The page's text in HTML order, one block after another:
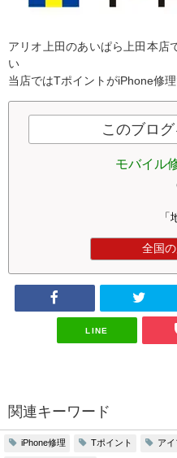
アリオ上田のあいぱら上田本店
い
当店ではTポイントがiPhone修
このブロ
モバイル
「
全国
LINE
関連キーワード
iPhone修理 Tポイント ア